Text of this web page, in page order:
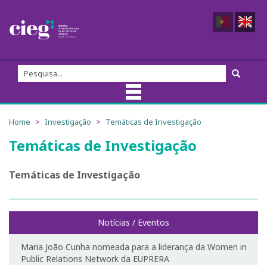
Equipa do CIEG
Membros
Direção
Fundadores/as
Comissão Externa de Acompanhamento
Home Investigação Temáticas de Investigação
Temáticas de Investigação
Temáticas de Investigação
Notícias / Eventos
Maria João Cunha nomeada para a liderança da Women in
Public Relations Network da EUPRERA